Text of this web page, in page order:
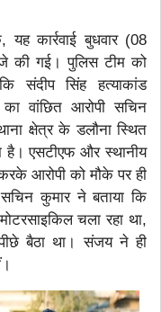
कार्रवाई बुधवार (08
की गई। पुलिस टीम को
संदीप सिंह हत्याकांड
वांछित आरोपी सचिन
क्षेत्र के डलौना स्थित
एसटीएफ और स्थानीय
आरोपी को मौके पर ही
कुमार ने बताया कि
चला रहा था,
बैठा था। संजय ने ही